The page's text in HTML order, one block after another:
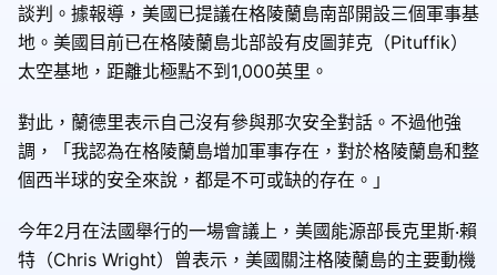
談判。據報導，美國已提議在格陵蘭島南部開設三個軍事基
地。美國目前已在格陵蘭島北部設有皮圖菲克（Pituffik）
太空基地，距離北極點不到1,000英里。
對此，蘭德里表示自己沒有參與那次安全對話。不過他強
調，「我認為在格陵蘭島增加軍事存在，對於格陵蘭島和整
個西半球的安全來說，都是不可或缺的存在。」
今年2月在法國舉行的一場會議上，美國能源部長克里斯‧賴
特（Chris Wright）曾表示，美國關注格陵蘭島的主要動機